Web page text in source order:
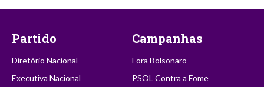
Partido
Diretório Nacional
Executiva Nacional
Campanhas
Fora Bolsonaro
PSOL Contra a Fome